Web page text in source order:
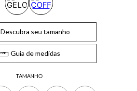
TAMANHO
Descubra seu tamanho
Guia de medidas